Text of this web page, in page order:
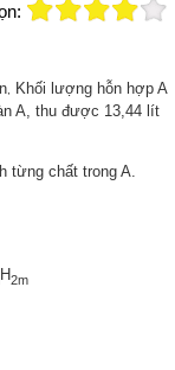
Khối lượng hỗn hợp A
A, thu được 13,44 lít
từng chất trong A.
H2m